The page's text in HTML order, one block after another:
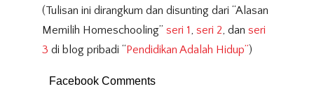
(Tulisan ini dirangkum dan disunting dari “Alasan
Memilih Homeschooling” seri 1, seri 2, dan seri
3 di blog pribadi “Pendidikan Adalah Hidup”)
Facebook Comments